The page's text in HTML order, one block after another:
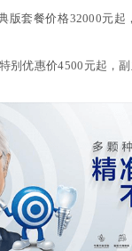
版套餐价格32000元起
别优惠价4500元起，